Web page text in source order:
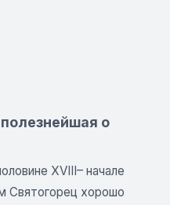
о
XVIII– начале
Святогорец хорошо